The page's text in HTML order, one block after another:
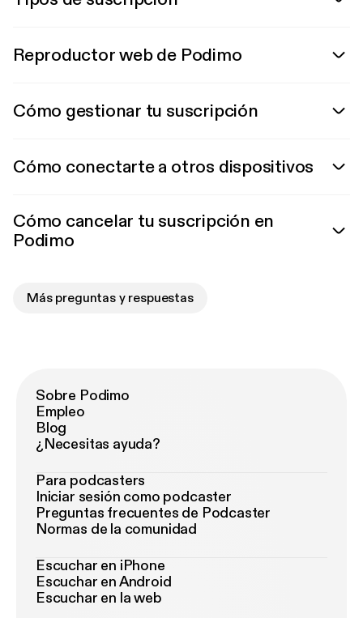
Reproductor web de Podimo
Cómo gestionar tu suscripción
Cómo conectarte a otros dispositivos
Cómo cancelar tu suscripción en
Podimo
Más preguntas y respuestas
Sobre Podimo
Empleo
Blog
¿Necesitas ayuda?
Para podcasters
Iniciar sesión como podcaster
Preguntas frecuentes de Podcaster
Normas de la comunidad
Escuchar en iPhone
Escuchar en Android
Escuchar en la web